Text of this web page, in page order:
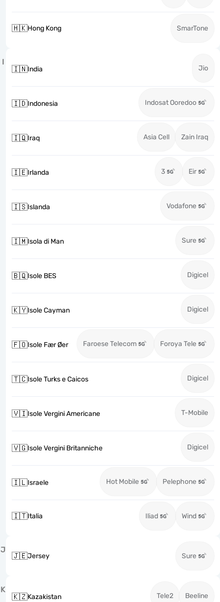
🇭🇰Hong Kong SmarTone
I
🇮🇳India Jio
🇮🇩Indonesia Indosat Ooredoo
🇮🇶Iraq Asia Cell Zain Iraq
🇮🇪Irlanda 3 Eir
🇮🇸Islanda Vodafone
🇮🇲Isola di Man Sure
🇧🇶Isole BES Digicel
🇰🇾Isole Cayman Digicel
🇫🇴Isole Fær Øer Faroese Telecom Foroya Tele
🇹🇨Isole Turks e Caicos Digicel
🇻🇮Isole Vergini Americane T-Mobile
🇻🇬Isole Vergini Britanniche Digicel
🇮🇱Israele Hot Mobile Pelephone
🇮🇹Italia Iliad Wind
J
🇯🇪Jersey Sure
K
🇰🇿Kazakistan Tele2 Beeline